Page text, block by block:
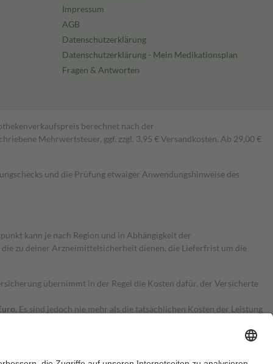
Impressum
AGB
Datenschutzerklärung
Datenschutzerklärung - Mein Medikationsplan
Fragen & Antworten
berechnet nach der
Mehrwertsteuer, ggf. zzgl. 3,95 € Versandkosten. Ab 29,00 €
und die Prüfung etwaiger Anwendungshinweise des
kann je nach Region und in Abhängigkeit der
zu deiner Arzneimittelsicherheit dienen, die Lieferfrist um die
übernimmt in der Regel die Kosten dafür, der Versicherte
Es sind jedoch nie mehr als die tatsächlichen Kosten der Leistung
Zuzahlungen an bei: